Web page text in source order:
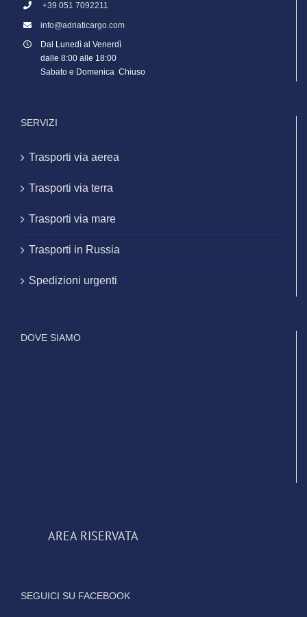
+39 051 7092211
info@adriaticargo.com
Dal Lunedì al Venerdì
dalle 8:00 alle 18:00
Sabato e Domenica Chiuso
SERVIZI
Trasporti via aerea
Trasporti via terra
Trasporti via mare
Trasporti in Russia
Spedizioni urgenti
DOVE SIAMO
AREA RISERVATA
SEGUICI SU FACEBOOK